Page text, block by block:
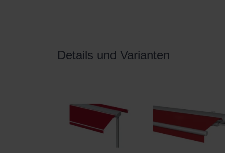
Details und Varianten